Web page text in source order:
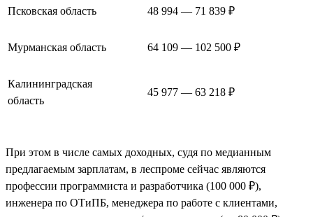
Псковская область 48 994 — 71 839 ₽
Мурманская область 64 109 — 102 500 ₽
Калининградская
область
45 977 — 63 218 ₽
При этом в числе самых доходных, судя по медианным
предлагаемым зарплатам, в леспроме сейчас являются
профессии программиста и разработчика (100 000 ₽),
инженера по ОТиПБ, менеджера по работе с клиентами,